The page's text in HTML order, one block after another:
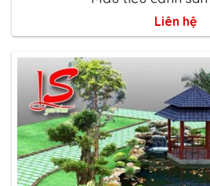
Liên hệ